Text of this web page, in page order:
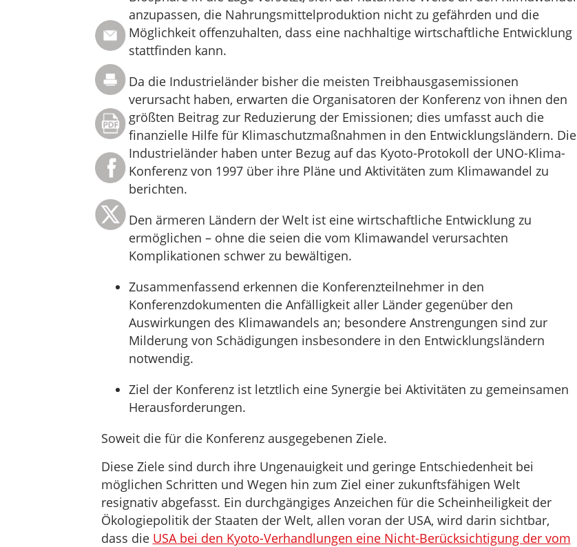
anzupassen, die Nahrungsmittelproduktion nicht zu gefährden und die
Möglichkeit offenzuhalten, dass eine nachhaltige wirtschaftliche Entwicklung
stattfinden kann.
Da die Industrieländer bisher die meisten Treibhausgasemissionen
verursacht haben, erwarten die Organisatoren der Konferenz von ihnen den
größten Beitrag zur Reduzierung der Emissionen; dies umfasst auch die
finanzielle Hilfe für Klimaschutzmaßnahmen in den Entwicklungsländern. Die
Industrieländer haben unter Bezug auf das Kyoto-Protokoll der UNO-Klima-
Konferenz von 1997 über ihre Pläne und Aktivitäten zum Klimawandel zu
berichten.
Den ärmeren Ländern der Welt ist eine wirtschaftliche Entwicklung zu
ermöglichen – ohne die seien die vom Klimawandel verursachten
Komplikationen schwer zu bewältigen.
Zusammenfassend erkennen die Konferenzteilnehmer in den
Konferenzdokumenten die Anfälligkeit aller Länder gegenüber den
Auswirkungen des Klimawandels an; besondere Anstrengungen sind zur
Milderung von Schädigungen insbesondere in den Entwicklungsländern
notwendig.
Ziel der Konferenz ist letztlich eine Synergie bei Aktivitäten zu gemeinsamen
Herausforderungen.
Soweit die für die Konferenz ausgegebenen Ziele.
Diese Ziele sind durch ihre Ungenauigkeit und geringe Entschiedenheit bei
möglichen Schritten und Wegen hin zum Ziel einer zukunftsfähigen Welt
resignativ abgefasst. Ein durchgängiges Anzeichen für die Scheinheiligkeit der
Ökologiepolitik der Staaten der Welt, allen voran der USA, wird darin sichtbar,
dass die USA bei den Kyoto-Verhandlungen eine Nicht-Berücksichtigung der vom